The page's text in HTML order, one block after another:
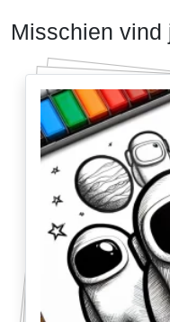
Misschien vind